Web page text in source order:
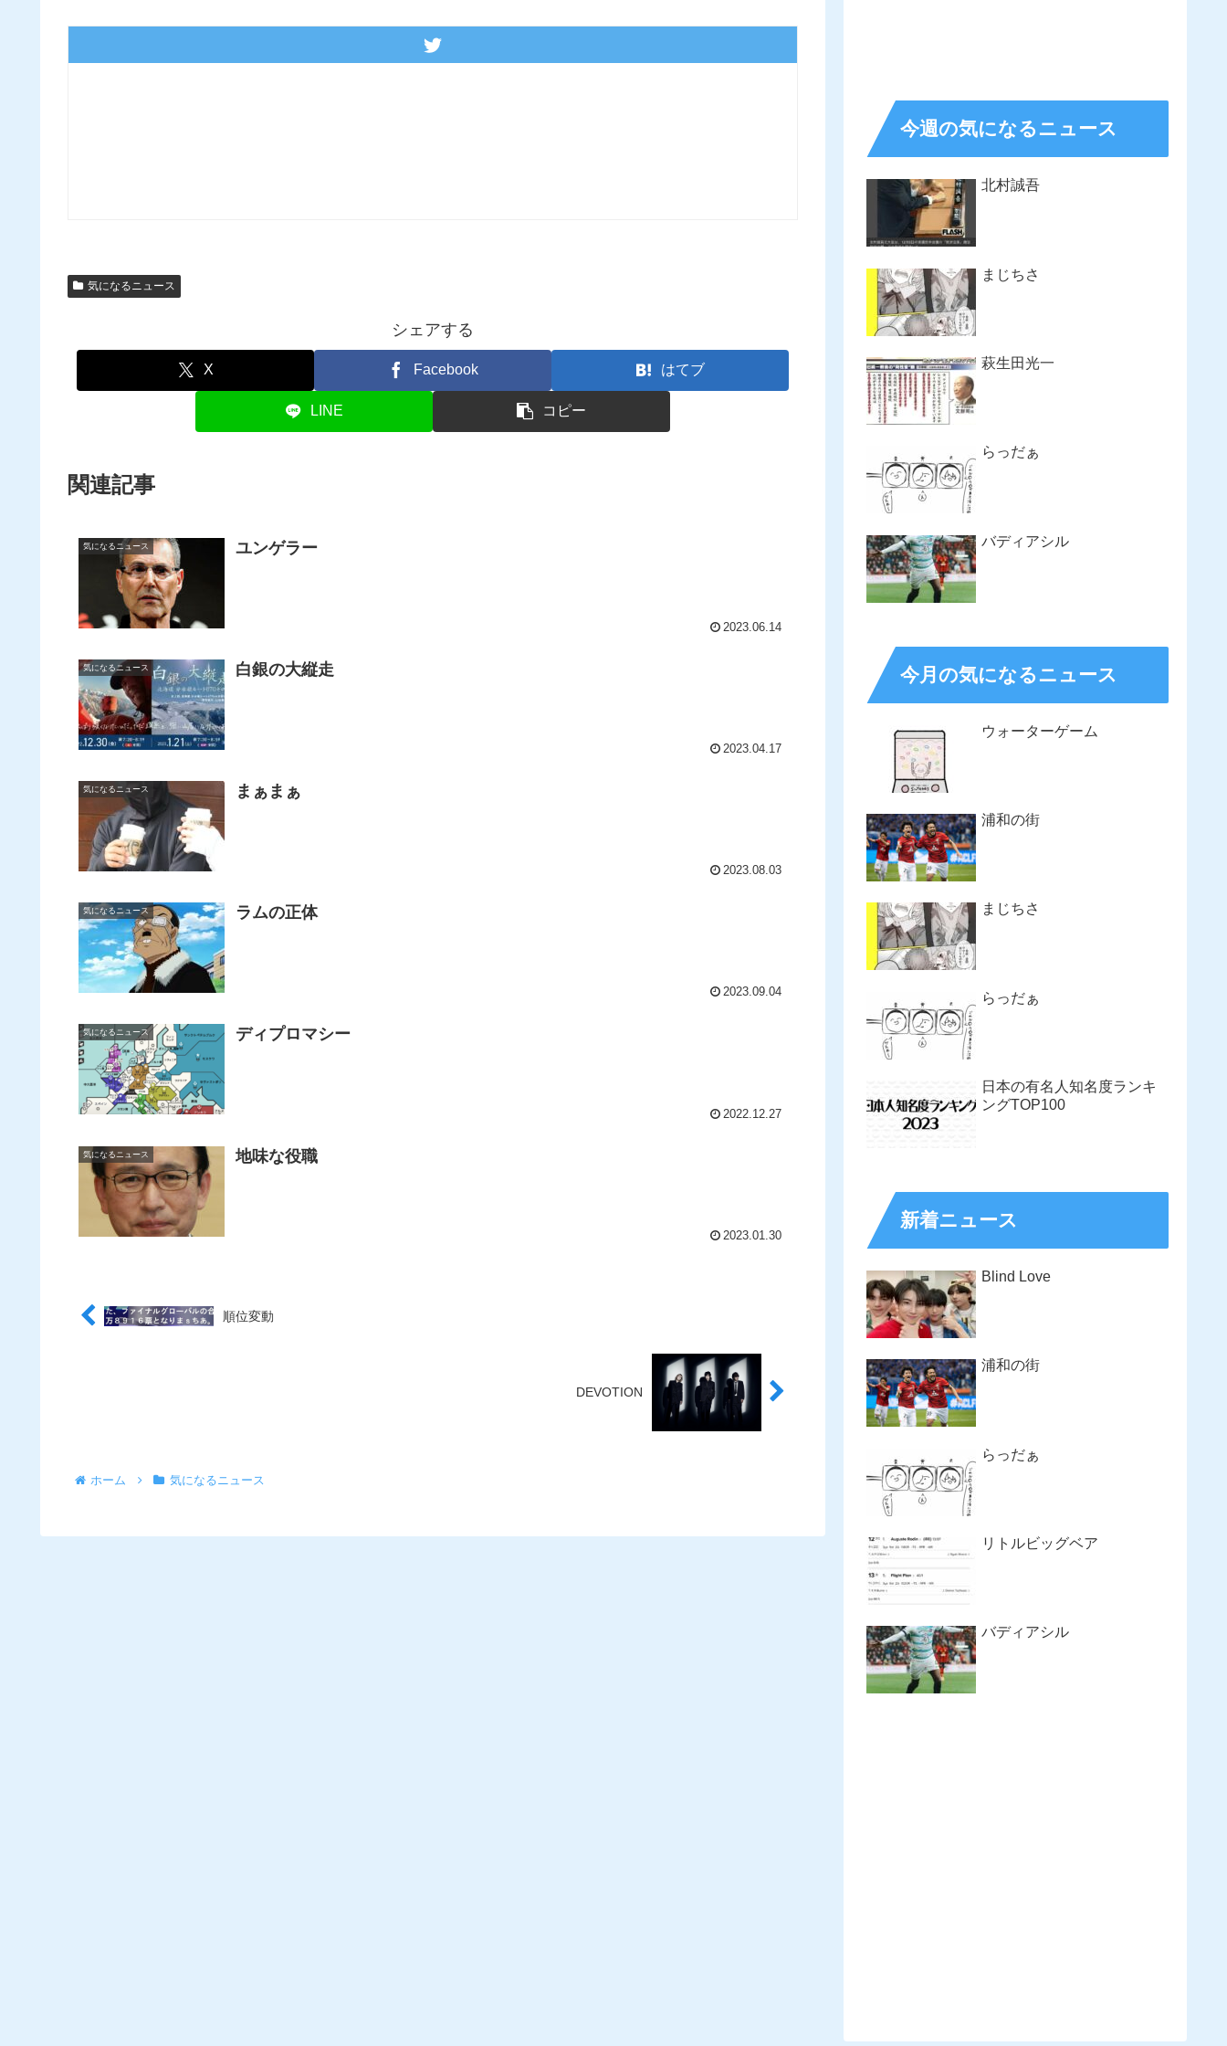
気になるニュース
シェアする
X Facebook はてブ
LINE コピー
関連記事
気になるニュース ユンゲラー
2023.06.14
気になるニュース 白銀の大縦走
2023.04.17
気になるニュース まぁまぁ
2023.08.03
気になるニュース ラムの正体
2023.09.04
気になるニュース ディプロマシー
2022.12.27
気になるニュース 地味な役職
2023.01.30
順位変動
DEVOTION
ホーム 気になるニュース
今週の気になるニュース
北村誠吾
まじちさ
萩生田光一
らっだぁ
バディアシル
今月の気になるニュース
ウォーターゲーム
浦和の街
まじちさ
らっだぁ
日本の有名人知名度ランキ
ングTOP100
新着ニュース
Blind Love
浦和の街
らっだぁ
リトルビッグベア
バディアシル